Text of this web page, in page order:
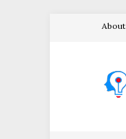
About